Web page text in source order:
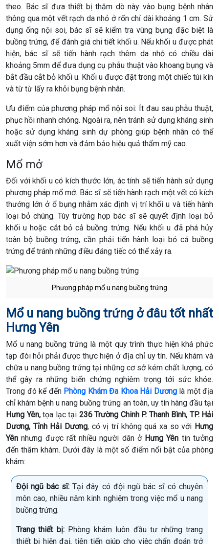
theo. Bác sĩ đưa thiết bị thăm dò này vào bụng bệnh nhân
thông qua một vết rạch da nhỏ ở rốn chỉ dài khoảng 1 cm. Sử
dụng ống nội soi, bác sĩ sẽ kiểm tra vùng bụng đặc biệt là
buồng trứng, để đánh giá chi tiết khối u. Nếu khối u được phát
hiện, bác sĩ sẽ tiến hành rạch thêm da nhỏ có chiều dài
khoảng 5mm để đưa dụng cụ phẫu thuật vào khoang bụng và
bắt đầu cắt bỏ khối u. Khối u được đặt trong một chiếc túi kín
và từ từ lấy ra khỏi bụng bệnh nhân.
Ưu điểm của phương pháp mổ nội soi: Ít đau sau phẫu thuật,
phục hồi nhanh chóng. Ngoài ra, nên tránh sử dụng kháng sinh
hoặc sử dụng kháng sinh dự phòng giúp bệnh nhân có thể
xuất viện sớm hơn và đảm bảo hiệu quả thẩm mỹ cao.
Mổ mở
Đối với khối u có kích thước lớn, ác tính sẽ tiến hành sử dụng
phương pháp mổ mở. Bác sĩ sẽ tiến hành rạch một vết có kích
thướng lớn ở ổ bụng nhằm xác định vị trí khối u và tiến hành
loại bỏ chúng. Tùy trường hợp bác sĩ sẽ quyết định loại bỏ
khối u hoặc cắt bỏ cả buồng trứng. Nếu khối u đã phá hủy
toàn bộ buồng trứng, cần phải tiến hành loại bỏ cả buồng
trứng để tránh những điều đáng tiếc có thể xảy ra.
Phương pháp mổ u nang buồng trứng
Mổ u nang buồng trứng ở đâu tốt nhất
Hưng Yên
Mổ u nang buồng trứng là một quy trình thực hiện khá phức
tạp đòi hỏi phải được thực hiện ở địa chỉ uy tín. Nếu khám và
chữa u nang buồng trứng tại những cơ sở kém chất lượng, có
thể gây ra những biến chứng nghiêm trọng tới sức khỏe.
Trong đó kể đến Phòng Khám Đa Khoa Hải Dươnglà một địa
chỉ khám bệnh u nang buồng trứng an toàn, uy tín hàng đầu tại
Hưng Yên, tọa lạc tại 236 Trường Chinh P. Thanh Bình, TP. Hải
Dương, Tỉnh Hải Dương, có vị trí không quá xa so với Hưng
Yên nhưng được rất nhiều người dân ở Hưng Yên tin tưởng
đến thăm khám. Dưới đây là một số điểm nổi bật của phòng
khám:
Đội ngũ bác sĩ: Tại đây có đội ngũ bác sĩ có chuyên
môn cao, nhiều năm kinh nghiệm trong việc mổ u nang
buồng trứng.
Trang thiết bị:Phòng khám luôn đầu tư những trang
thiết bị hiện đại, tiên tiến giúp cho việc chẩn đoán trở